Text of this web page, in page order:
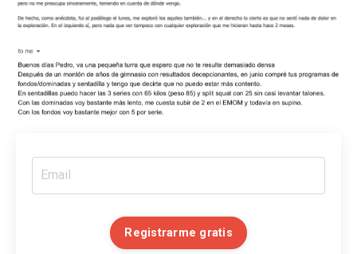
Registrarme gratis